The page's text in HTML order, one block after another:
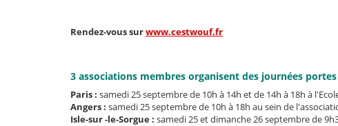
Rendez-vous surwww.cestwouf.fr
3 associations membres organisent des journées
Paris : samedi 25 septembre de 10h à 14h et de 14h à 18h à
Angers : samedi 25 septembre de 10h à 18h au sein de
Isle-sur -le-Sorgue : samedi 25 et dimanche 26 septembre de